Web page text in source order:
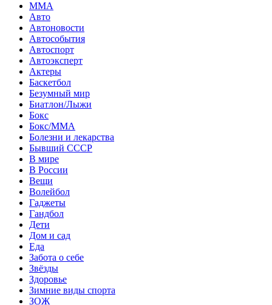
MMA
Авто
Автоновости
Автособытия
Автоспорт
Автоэксперт
Актеры
Баскетбол
Безумный мир
Биатлон/Лыжи
Бокс
Бокс/MMA
Болезни и лекарства
Бывший СССР
В мире
В России
Вещи
Волейбол
Гаджеты
Гандбол
Дети
Дом и сад
Еда
Забота о себе
Звёзды
Здоровье
Зимние виды спорта
ЗОЖ